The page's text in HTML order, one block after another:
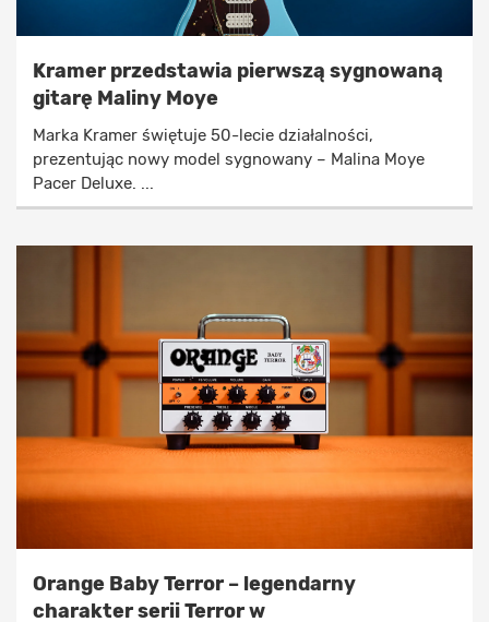
Kramer przedstawia pierwszą sygnowaną
gitarę Maliny Moye
Marka Kramer świętuje 50-lecie działalności,
prezentując nowy model sygnowany – Malina Moye
Pacer Deluxe. ...
Orange Baby Terror – legendarny
charakter serii Terror w